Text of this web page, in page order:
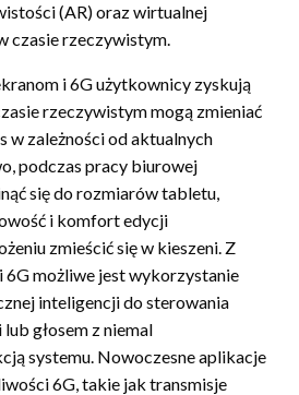
(AR) oraz wirtualnej
czasie rzeczywistym.
i 6G użytkownicy zyskują
rzeczywistym mogą zmieniać
w zależności od aktualnych
podczas pracy biurowej
się do rozmiarów tabletu,
i komfort edycji
zmieścić się w kieszeni. Z
6G możliwe jest wykorzystanie
inteligencji do sterowania
głosem z niemal
systemu. Nowoczesne aplikacje
6G, takie jak transmisje